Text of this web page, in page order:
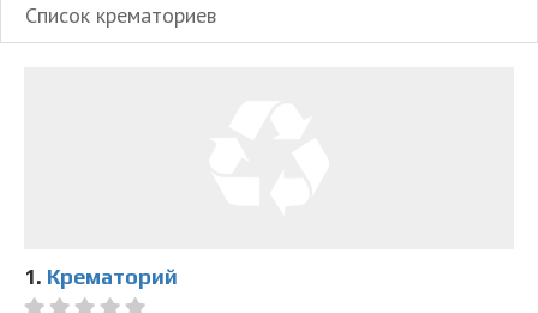
© 2026 Все права защищены
Список крематориев
1. Крематорий